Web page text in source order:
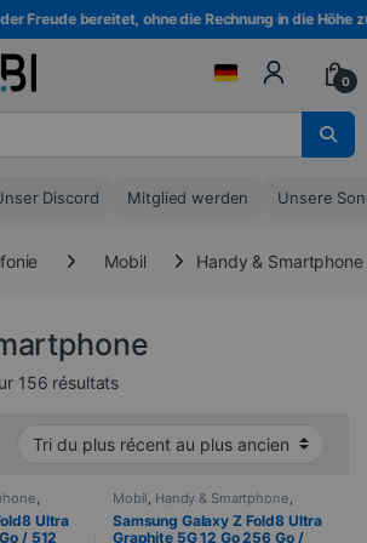
bereitet, ohne die Rechnung in die Höhe zu
0
Discord Mitglied werden Unsere
Mobil Handy & Smartphone
156 résultatsSortiert vom neuesten zum
,
,
Ultra
/ 512
Mobil, Handy & Smartphone,
PROMOTIONS, Samsung ,
Telefonie
Samsung Galaxy Z Fold8 Ultra
Graphite 5G 12 Go 256 Go /